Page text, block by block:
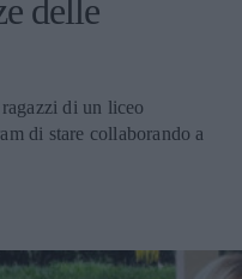
delle
di un liceo
di stare collaborando a